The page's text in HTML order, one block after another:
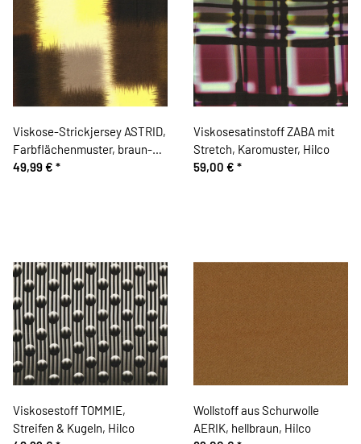
Viskose-Strickjersey ASTRID,
Farbflächenmuster, braun-
gelb, Hilco
49,99 € *
Viskosesatinstoff ZABA mit
Stretch, Karomuster, Hilco
59,00 € *
Viskosestoff TOMMIE,
Streifen & Kugeln, Hilco
Wollstoff aus Schurwolle
AERIK, hellbraun, Hilco